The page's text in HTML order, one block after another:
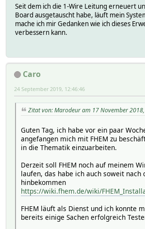
Seit dem ich die 1-Wire Leitung erneuert
Board ausgetauscht habe, läuft mein
mache ich mir Gedanken wie ich dieses
verbessern kann.
Caro
24 September 2019, 12:46:46
Zitat von: Marodeur am 17 November
Guten Tag, ich habe vor ein paar
angefangen mich mit FHEM zu
in die Thematik einzuarbeiten.
Derzeit soll FHEM noch auf meinem
laufen, das habe ich auch soweit nach
hinbekommen
https://wiki.fhem.de/wiki/
FHEM läuft als Dienst und ich konnte
bereits einige Sachen erfolgreich